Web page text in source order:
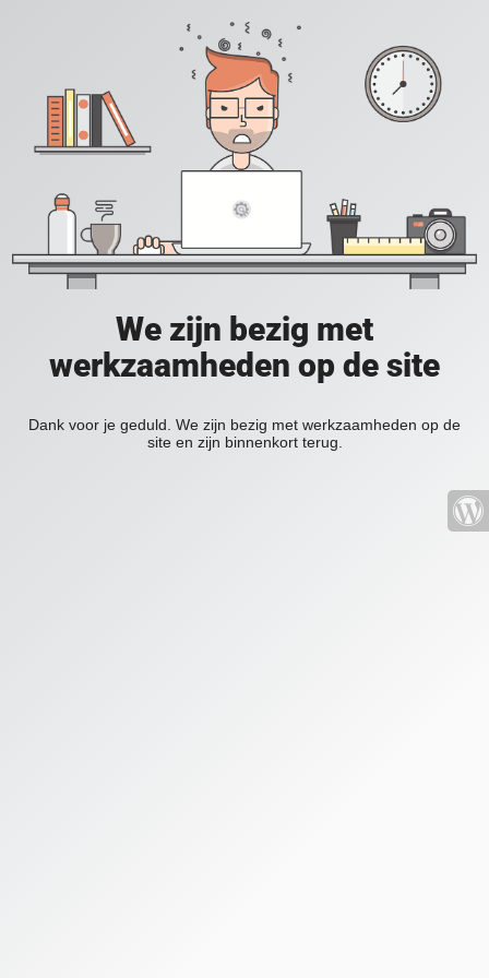
We zijn bezig met
werkzaamheden op de site
Dank voor je geduld. We zijn bezig met werkzaamheden op de
site en zijn binnenkort terug.